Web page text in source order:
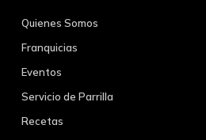
Quienes Somos
Franquicias
Eventos
Servicio de Parrilla
Recetas